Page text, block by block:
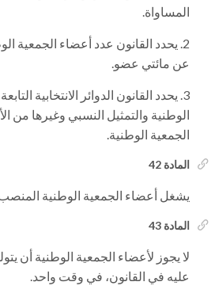
المساواة.
يحدد القانون عدد أعضاء الجمعية
عن مائتي عضو.
يحدد القانون الدوائر الانتخابية
الوطنية والتمثيل النسبي وغيرها من
الجمعية الوطنية.
المادة 42
يشغل أعضاء الجمعية الوطنية
المادة 43
لا يجوز لأعضاء الجمعية الوطنية أن
عليه في القانون، في وقت واحد.